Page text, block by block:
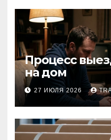
Процесс
на дом
27 ИЮЛЯ 2026